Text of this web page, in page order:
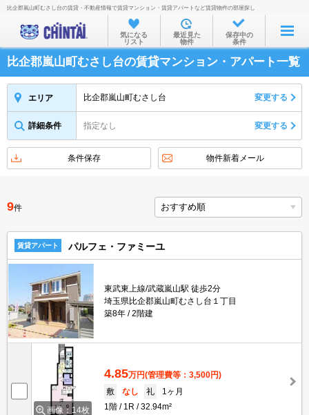
お部屋を探す
沿線・駅から
住所から
家賃相場から
物件特集から
不動産会社から
TOP
比企郡嵐山町むさし台の賃貸・不動産情報で賃貸マンション・賃貸アパートなど賃貸物件の部屋探し
気になる
リスト
最近見た
物件
保存中の
条件
比企郡嵐山町むさし台の賃貸マンション・アパート一覧
エリア 比企郡嵐山町むさし台 変更する
詳細条件 指定なし 変更する
条件保存 物件新着メール
9件
賃貸アパート パルフェ・ファミーユ
東武東上線/武蔵嵐山駅 徒歩2分
埼玉県比企郡嵐山町むさし台１丁目
築8年
2階建
画像：14枚
4.85万円(管理費等：3,500円)
敷
なし 礼
1ヶ月
1階
1R 32.94m²